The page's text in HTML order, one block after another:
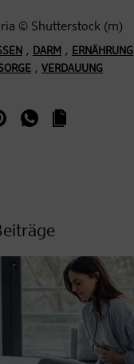
© Shutterstock (m)
, DARM , ERNÄHRUNG
, VERDAUUNG